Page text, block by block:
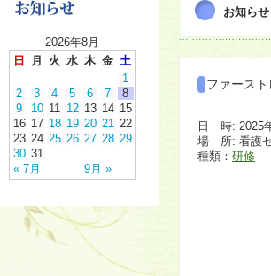
2026年8月
日
月 火 水 木 金 土
« 7月 9月 »
1
2
3 4 5 6 7
8
9
10 11 12 13 14 15
16 17 18 19 20 21 22
23 24 25 26 27 28 29
30 31
お知らせ
ファース
日 時: 2025
場 所: 看護
種類： 研修